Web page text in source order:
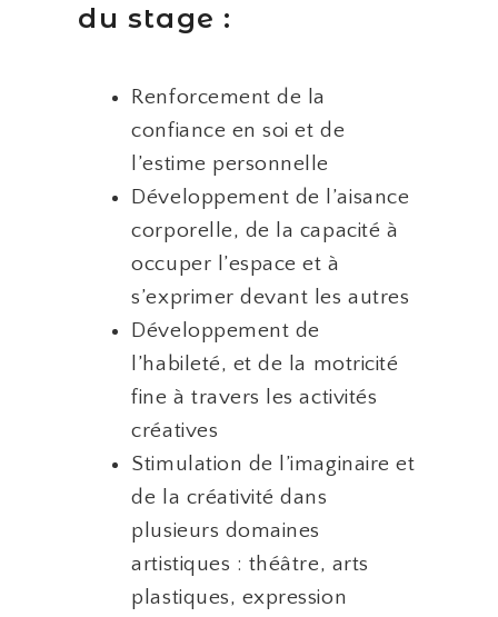
du stage :
Renforcement de la
confiance en soi et de
l’estime personnelle
Développement de l’aisance
corporelle, de la capacité à
occuper l’espace et à
s’exprimer devant les autres
Développement de
l’habileté, et de la motricité
fine à travers les activités
créatives
Stimulation de l’imaginaire et
de la créativité dans
plusieurs domaines
artistiques : théâtre, arts
plastiques, expression